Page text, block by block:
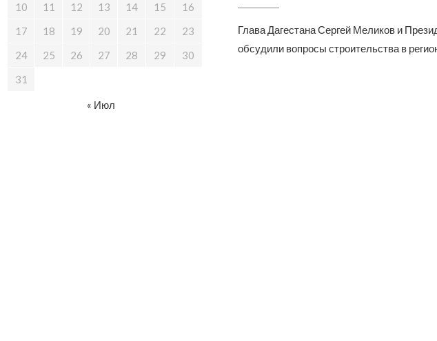
Глава Дагестана Сергей Меликов и
обсудили вопросы строительства в
10
11 12 13 14 15
16
17
18 19 20 21 22
23
24
25 26 27 28 29
30
31
« Июл